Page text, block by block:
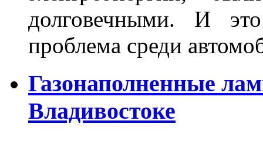
долговечными. И
проблема среди
Газонаполненные
Владивостоке